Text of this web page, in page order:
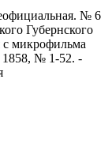
№ 6
Губернского
с микрофильма
1858, № 1-52. -